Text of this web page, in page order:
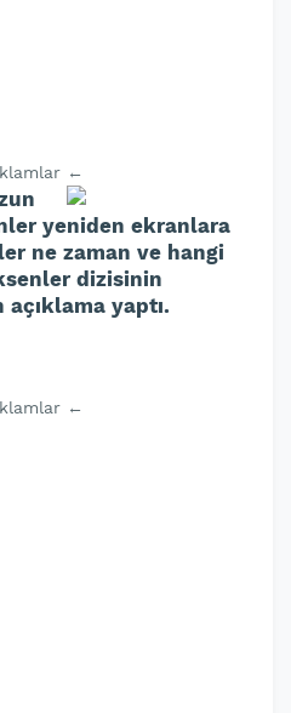
←
yeniden ekranlara
ne zaman ve hangi
dizisinin
yaptı.
←